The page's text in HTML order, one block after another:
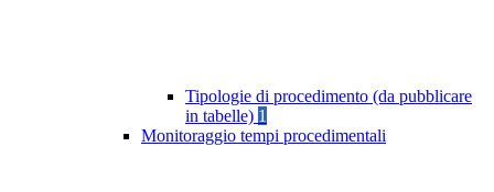
Tipologie di procedimento (da pubblicare
in tabelle) 1
Monitoraggio tempi procedimentali